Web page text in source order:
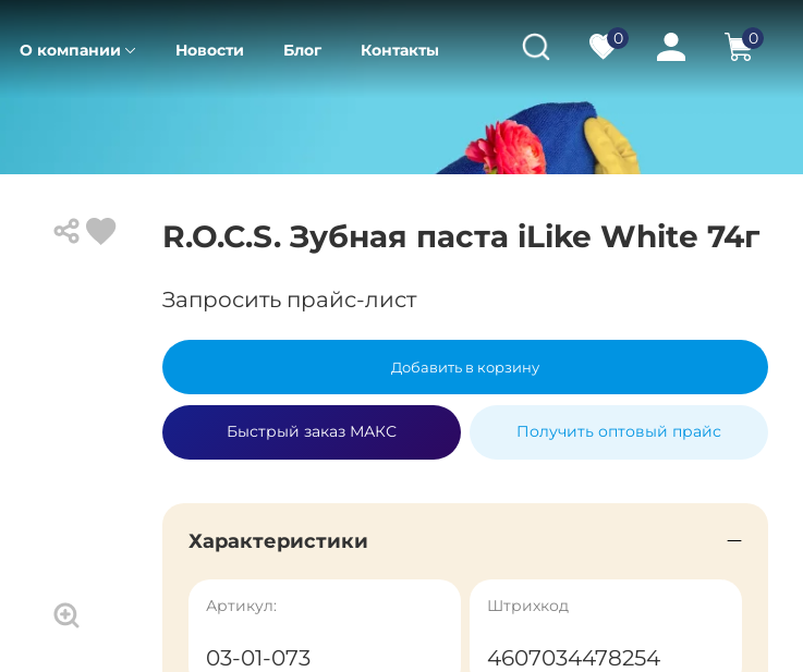
О компании Новости Блог Контакты
0 0
R.O.C.S. Зубная паста iLike White 74г
Запросить прайс-лист
Добавить в корзину
Быстрый заказ МАКС Получить оптовый прайс
Характеристики
Артикул:
03-01-073
Штрихкод
4607034478254